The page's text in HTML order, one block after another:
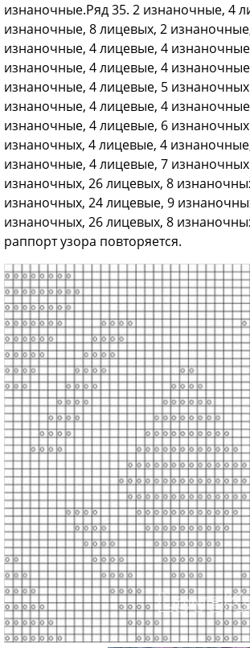
изнаночные.Ряд 35. 2 изнаночные, 4
изнаночные, 8 лицевых, 2
изнаночные, 4 лицевые, 4
изнаночные, 4 лицевые, 4
изнаночные, 4 лицевые, 5
изнаночные, 4 лицевые, 4
изнаночные, 4 лицевые, 6
изнаночных, 4 лицевые, 4
изнаночные, 4 лицевые, 7
изнаночных, 26 лицевых, 8
изнаночных, 24 лицевые, 9
изнаночных, 26 лицевых, 8
раппорт узора повторяется.